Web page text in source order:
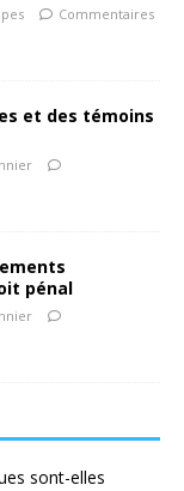
Commentaires
et des témoins
pénal
sont-elles